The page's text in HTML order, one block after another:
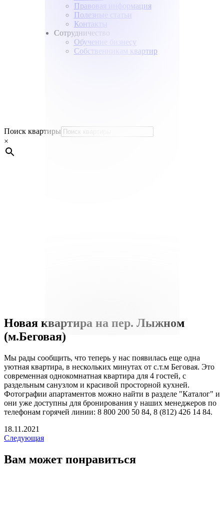
Правовая информация
Полезные статьи
Контакты
Сотрудничество
Обучение бизнесу
Собственникам квартир
Поиск квартиры
×
Новая квартира на пер. Лыжном
(м.Беговая)
Мы рады сообщить, что теперь у нас появилась еще одна
уютная квартира, в нескольких минутах от с.т.м Беговая. Это
современная однокомнатная квартира для 4 гостей, с
раздельным санузлом и красивой просторной кухней.
Фотографии апартаментов можно найти в разделе "Каталог" и
они уже доступны для бронирования у наших менеджеров по
телефонам горячей линии: 8 800 200 50 84, 8 (812) 426 14 84.
18.11.2021
Следующая
Вам может понравиться